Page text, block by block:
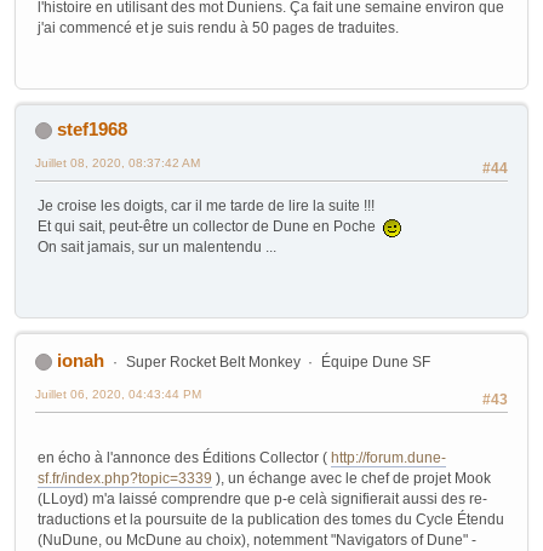
l'histoire en utilisant des mot Duniens. Ça fait une semaine environ que
j'ai commencé et je suis rendu à 50 pages de traduites.
stef1968
#44
Juillet 08, 2020, 08:37:42 AM
Je croise les doigts, car il me tarde de lire la suite !!!
Et qui sait, peut-être un collector de Dune en Poche
On sait jamais, sur un malentendu ...
ionah Super Rocket Belt Monkey Équipe Dune SF
#43
Juillet 06, 2020, 04:43:44 PM
en écho à l'annonce des Éditions Collector ( http://forum.dune-
sf.fr/index.php?topic=3339 ), un échange avec le chef de projet Mook
(LLoyd) m'a laissé comprendre que p-e celà signifierait aussi des re-
traductions et la poursuite de la publication des tomes du Cycle Étendu
(NuDune, ou McDune au choix), notemment "Navigators of Dune" -